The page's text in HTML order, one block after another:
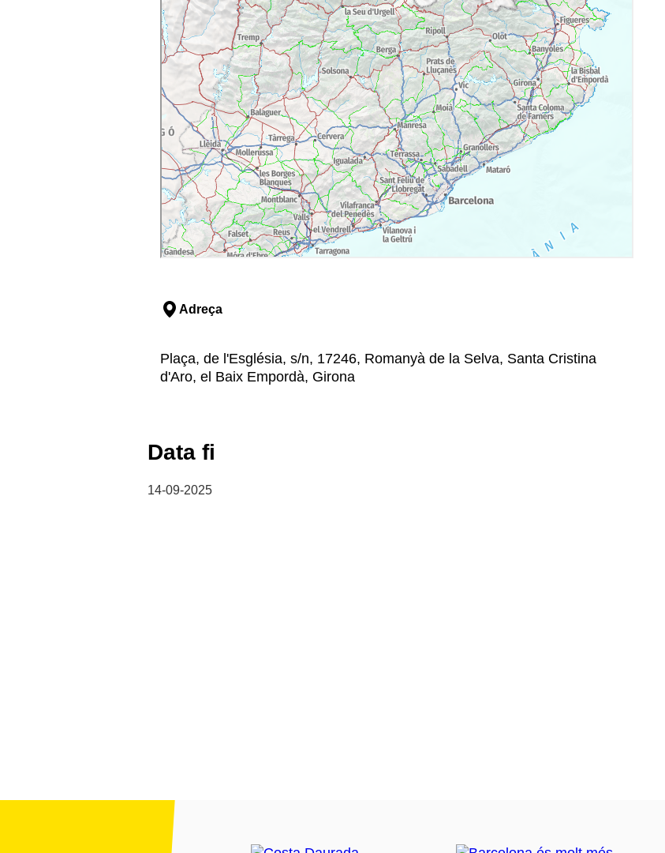
Adreça
Plaça, de l'Església, s/n, 17246, Romanyà de la Selva, Santa Cristina
d'Aro, el Baix Empordà, Girona
Data fi
14-09-2025